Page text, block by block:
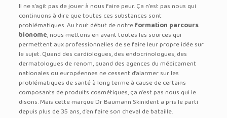
Il ne s’agit pas de jouer à nous faire peur. Ça n’est pas nous qui
continuons à dire que toutes ces substances sont
problématiques. Au tout début de notreformation parcours
bionome, nous mettons en avant toutes les sources qui
permettent aux professionnelles de se faire leur propre idée sur
le sujet. Quand des cardiologues, des endocrinologues, des
dermatologues de renom, quand des agences du médicament
nationales ou européennes ne cessent d’alarmer sur les
problématiques de santé à long terme à cause de certains
composants de produits cosmétiques, ça n’est pas nous qui le
disons. Mais cette marque Dr Baumann Skinident a pris le parti
depuis plus de 35 ans, d’en faire son cheval de bataille.